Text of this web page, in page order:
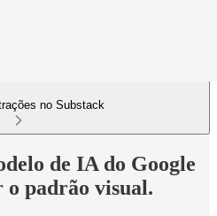
no Substack
de IA do Google
o padrão visual.